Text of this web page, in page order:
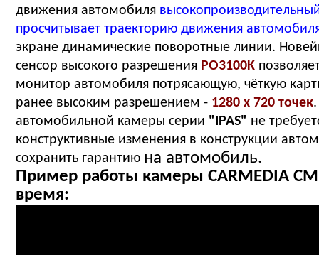
движения автомобиля
просчитывает траекторию движения
экране динамические поворотные линии.
сенсор высокого разрешения PO3100K
монитор автомобиля потрясающую, чёткую
ранее высоким разрешением - 1280 x 720 точек
автомобильной камеры серии "IPAS" не
конструктивные изменения в конструкции
сохранить гарантию на автомобиль.
Пример работы камеры CARMEDIA
время: